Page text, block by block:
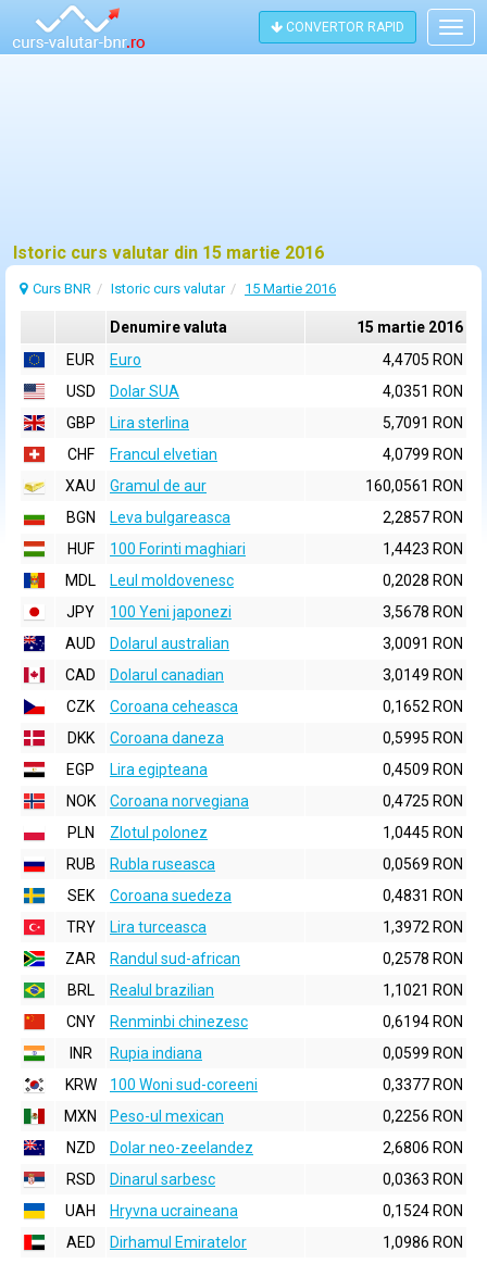
CONVERTOR RAPID
Istoric curs valutar din 15 martie 2016
Curs BNR Istoric curs valutar 15 Martie 2016
Denumire valuta
15 martie 2016
EUR
Euro
4,4705 RON
USD
Dolar SUA
4,0351 RON
GBP
Lira sterlina
5,7091 RON
CHF
Francul elvetian
4,0799 RON
XAU
Gramul de aur
160,0561 RON
BGN
Leva bulgareasca
2,2857 RON
HUF
100 Forinti maghiari
1,4423 RON
MDL
Leul moldovenesc
0,2028 RON
JPY
100 Yeni japonezi
3,5678 RON
AUD
Dolarul australian
3,0091 RON
CAD
Dolarul canadian
3,0149 RON
CZK
Coroana ceheasca
0,1652 RON
DKK
Coroana daneza
0,5995 RON
EGP
Lira egipteana
0,4509 RON
NOK
Coroana norvegiana
0,4725 RON
PLN
Zlotul polonez
1,0445 RON
RUB
Rubla ruseasca
0,0569 RON
SEK
Coroana suedeza
0,4831 RON
TRY
Lira turceasca
1,3972 RON
ZAR
Randul sud-african
0,2578 RON
BRL
Realul brazilian
1,1021 RON
CNY
Renminbi chinezesc
0,6194 RON
INR
Rupia indiana
0,0599 RON
KRW
100 Woni sud-coreeni
0,3377 RON
MXN
Peso-ul mexican
0,2256 RON
NZD
Dolar neo-zeelandez
2,6806 RON
RSD
Dinarul sarbesc
0,0363 RON
UAH
Hryvna ucraineana
0,1524 RON
AED
Dirhamul Emiratelor
1,0986 RON